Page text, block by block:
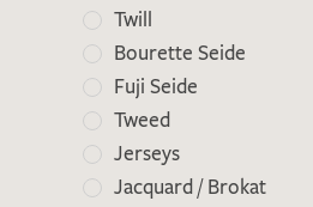
Es sind bisher
Merkliste.
Sollten Sie
Musteranfrage
Sie diese bitte im
Twill
Bourette Seide
Fuji Seide
Tweed
Jerseys
Jacquard / Brokat